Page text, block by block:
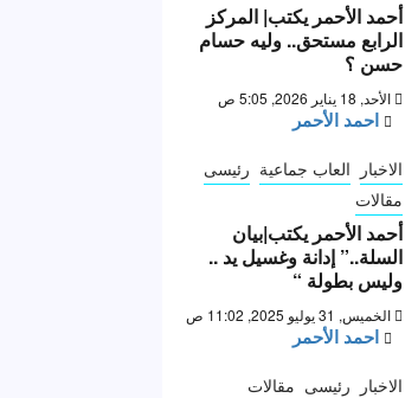
أحمد الأحمر يكتب| المركز
الرابع مستحق.. وليه حسام
حسن ؟
الأحد, 18 يناير 2026, 5:05 ص
احمد الأحمر
الاخبار العاب جماعية رئيسى
مقالات
أحمد الأحمر يكتب|بيان
السلة..” إدانة وغسيل يد ..
وليس بطولة “
الخميس, 31 يوليو 2025, 11:02 ص
احمد الأحمر
الاخبار رئيسى مقالات